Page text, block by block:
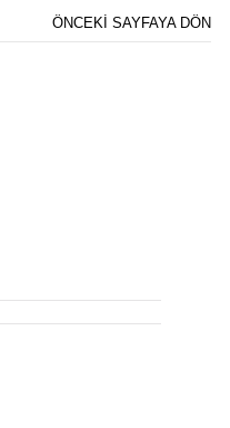
ÖNCEKI SAYFAYA DÖN